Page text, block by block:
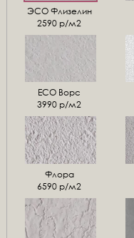
ЭСО Флизелин
2590 р/м2
ЕСО Ворс
3990 р/м2
Флора
6590 р/м2